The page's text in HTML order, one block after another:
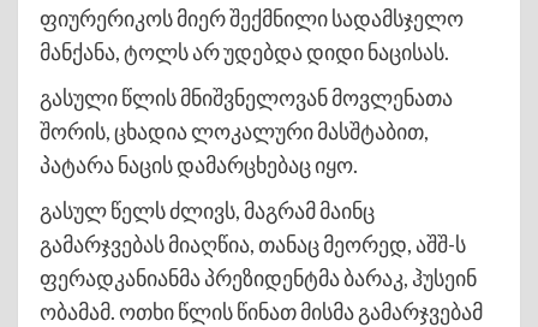
ფიურერიკოს მიერ შექმნილი სადამსჯელო
მანქანა, ტოლს არ უდებდა დიდი ნაცისას.
გასული წლის მნიშვნელოვან მოვლენათა
შორის, ცხადია ლოკალური მასშტაბით,
პატარა ნაცის დამარცხებაც იყო.
გასულ წელს ძლივს, მაგრამ მაინც
გამარჯვებას მიაღწია, თანაც მეორედ, აშშ-ს
ფერადკანიანმა პრეზიდენტმა ბარაკ, ჰუსეინ
ობამამ. ოთხი წლის წინათ მისმა გამარჯვებამ